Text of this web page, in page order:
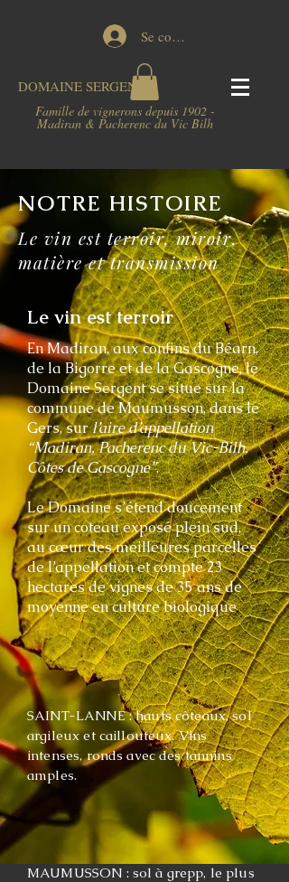
Se connecter
DOMAINE SERGENT
Famille de vignerons depuis 1902 -
Madiran & Pacherenc du Vic Bilh
NOTRE HISTOIRE
Le vin est terroir, miroir,
matière et transmission
Le vin est terroir
En Madiran, aux confins du Béarn,
de la Bigorre et de la Gascogne, le
Domaine Sergent se situe sur la
commune de Maumusson, dans le
Gers, surl’aire d’appellation
“Madiran, Pacherenc du Vic-Bilh,
Côtes de Gascogne”.
Le Domaine s’étend doucement
sur un coteau exposé plein sud,
au cœur des meilleures parcelles
de l’appellation et compte 23
hectares de vignes de 35 ans de
moyenne en culture biologique
SAINT-LANNE : hauts côteaux, sol
argileux et caillouteux. Vins
intenses, ronds avec des tannins
amples.
MAUMUSSON : sol à grepp, le plus